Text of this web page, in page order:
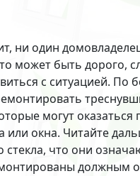
ни один
может быть дорого,
с ситуацией. По
могут
или окна. Читайте
что они
должным